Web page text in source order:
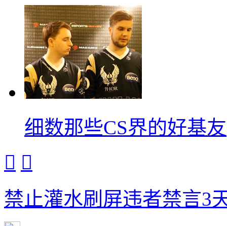
细数那些CS界的好基友
 
禁止灌水刷屏违者禁言3